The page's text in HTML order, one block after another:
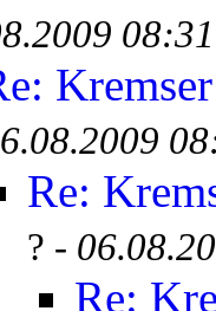
08:31
Re:
? -
Re: